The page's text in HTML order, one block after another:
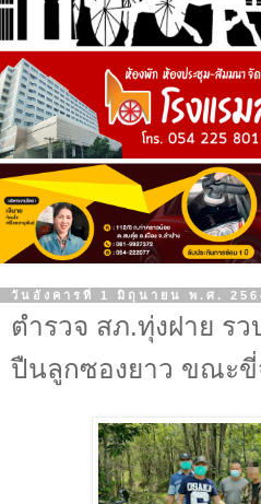
วันอังคารที่ 1 มิถุนายน พ.ศ.
ตำรวจ สภ.ทุ่งฝาย ร
ปืนลูกซองยาว ขณะขี่